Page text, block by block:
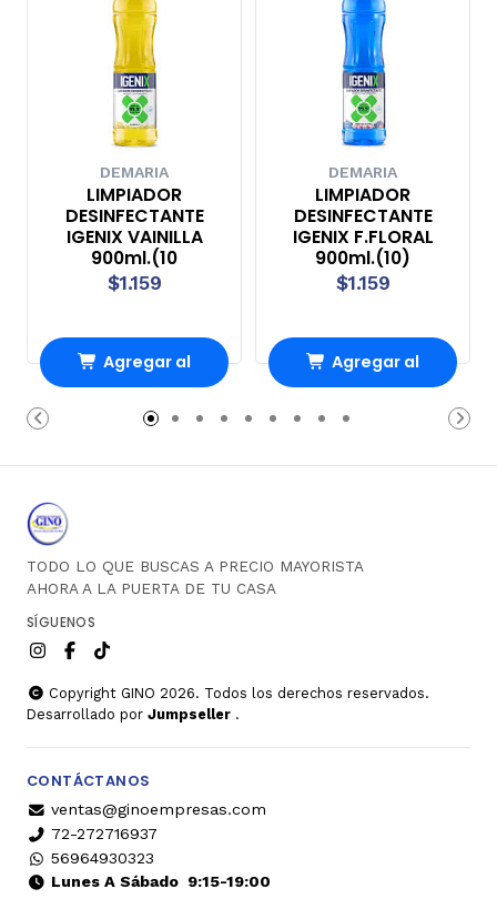
DEMARIA
LIMPIADOR
DESINFECTANTE
IGENIX VAINILLA
900ml.(10
$1.159
Agregar al
Carro
DEMARIA
LIMPIADOR
DESINFECTANTE
IGENIX F.FLORAL
900ml.(10)
$1.159
Agregar al
Carro
TODO LO QUE BUSCAS A PRECIO MAYORISTA
AHORA A LA PUERTA DE TU CASA
SÍGUENOS
Copyright GINO 2026. Todos los derechos reservados.
Desarrollado por Jumpseller .
CONTÁCTANOS
ventas@ginoempresas.com
72-272716937
56964930323
Lunes A Sábado9:15-19:00